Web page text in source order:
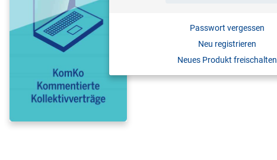
Passwort vergessen
Neu registrieren
Neues Produkt freischalten
Stand: 03.06.2026